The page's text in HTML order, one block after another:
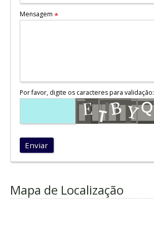
Mensagem *
Por favor, digite os caracteres para validação:
Enviar
Mapa de Localização